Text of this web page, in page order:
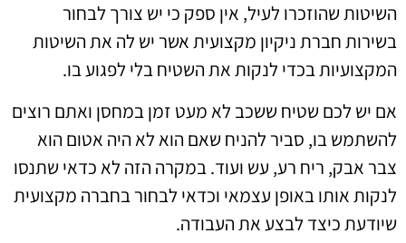
השיטות שהוזכרו לעיל, אין ספק כי יש צורך לבחור
בשירות חברת ניקיון מקצועית אשר יש לה את השיטות
המקצועיות בכדי לנקות את השטיח בלי לפגוע בו.
אם יש לכם שטיח ששכב לא מעט זמן במחסן ואתם רוצים
להשתמש בו, סביר להניח שאם הוא לא היה אטום הוא
צבר אבק, ריח רע, עש ועוד. במקרה הזה לא כדאי שתנסו
לנקות אותו באופן עצמאי וכדאי לבחור בחברה מקצועית
שיודעת כיצד לבצע את העבודה.